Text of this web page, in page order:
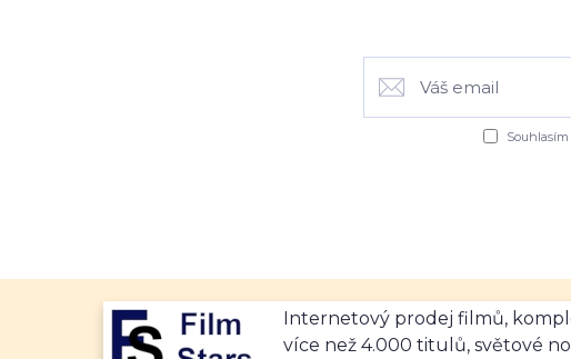
Souhlasím
Internetový prodej filmů,
více než 4.000 titulů, světové